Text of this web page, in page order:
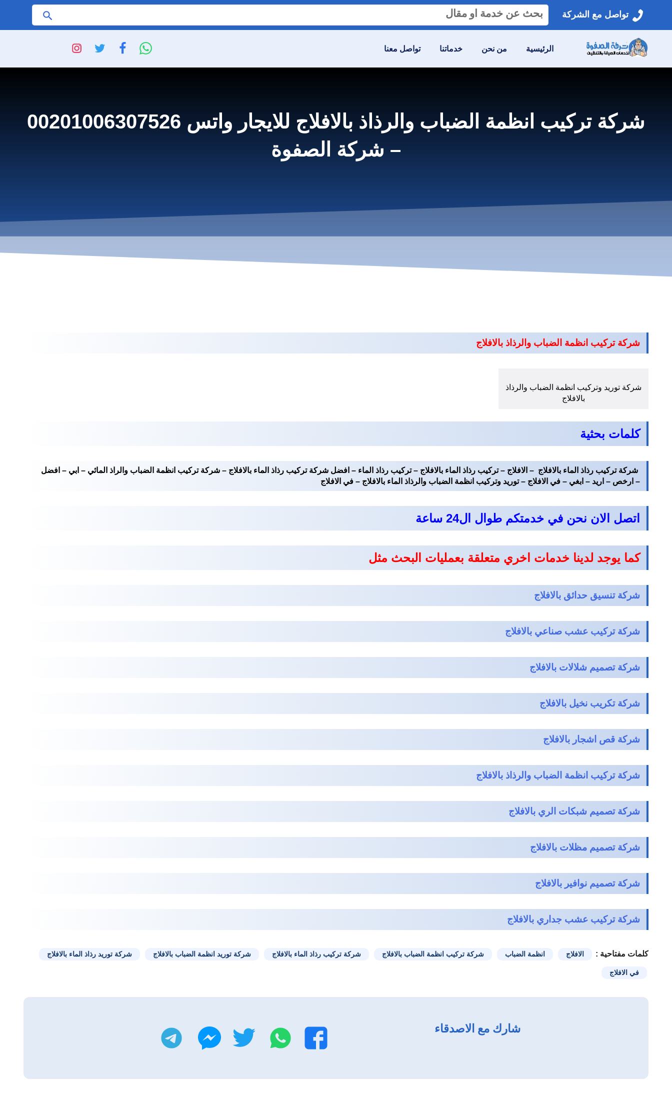
تواصل مع الشركة
البحث
عن:
الرئيسية من نحن خدماتنا تواصل معنا
شركة تركيب انظمة الضباب والرذاذ بالافلاج للايجار واتس 00201006307526
– شركة الصفوة
شركة تركيب انظمة الضباب والرذاذ بالافلاج
شركة توريد وتركيب انظمة الضباب والرذاذ
بالافلاج
كلمات بحثية
شركة تركيب رذاذ الماء بالافلاج – الافلاج – تركيب رذاذ الماء بالافلاج – تركيب رذاذ الماء – افضل شركة تركيب رذاذ الماء بالافلاج – شركة تركيب انظمة الضباب والراذ المائي – ابي – افضل
– ارخص – اريد – ابغي – في الافلاج – توريد وتركيب انظمة الضباب والرذاذ الماء بالافلاج – في الافلاج
اتصل الان نحن في خدمتكم طوال ال24 ساعة
كما يوجد لدينا خدمات اخري متعلقة بعمليات البحث مثل
شركة تنسيق حدائق بالافلاج
شركة تركيب عشب صناعي بالافلاج
شركة تصميم شلالات بالافلاج
شركة تكريب نخيل بالافلاج
شركة قص اشجار بالافلاج
شركة تركيب انظمة الضباب والرذاذ بالافلاج
شركة تصميم شبكات الري بالافلاج
شركة تصميم مظلات بالافلاج
شركة تصميم نوافير بالافلاج
شركة تركيب عشب جداري بالافلاج
كلمات مفتاحية : الافلاج انظمة الضباب شركة تركيب انظمة الضباب بالافلاج شركة تركيب رذاذ الماء بالافلاج شركة توريد انظمة الضباب بالافلاج شركة توريد رذاذ الماء بالافلاج
في الافلاج
شارك مع الاصدقاء فيسبوك واتساب تويتر ماسنجر